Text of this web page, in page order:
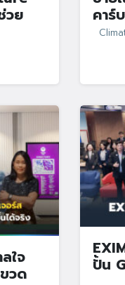
วย
คาร์
ใจ
วด
ปั้น